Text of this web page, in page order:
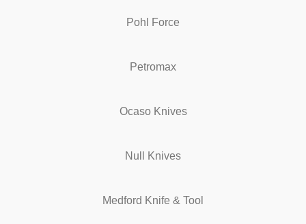
Pohl Force
Petromax
Ocaso Knives
Null Knives
Medford Knife & Tool